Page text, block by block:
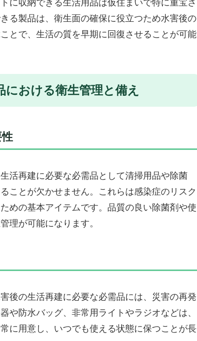
OK
アイテムも充実
ザードスクエアリュック 1人用 防災セット」
した信頼の防災セット
トイレ用品も完備
整頓も簡単
セット
活用品
地震対策30点 避難セット」
ない30点セット
に収納できる生活用品は仮住まいで特に重宝さ
る製品は、衛生面の確保に役立つため水害後の
とで、生活の質を早期に回復させることが可能
おける衛生管理と備え
活再建に必要な必需品として清掃用品や除菌
ことが欠かせません。これらは感染症のリスク
めの基本アイテムです。品質の良い除菌剤や使
理が可能になります。
後の生活再建に必要な必需品には、災害の再発
や防水バッグ、非常用ライトやラジオなどは、
に用意し、いつでも使える状態に保つことが長